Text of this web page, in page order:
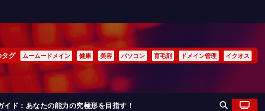
グ ムームードメイン 健康 美容 パソコン 育毛剤 ドメイン管理 イクオス
ド：あなたの能力の究極形を目指す！